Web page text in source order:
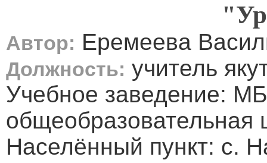
Автор: Еремеева
Должность: учитель
Учебное заведение:
общеобразовательная
Населённый пункт: с.